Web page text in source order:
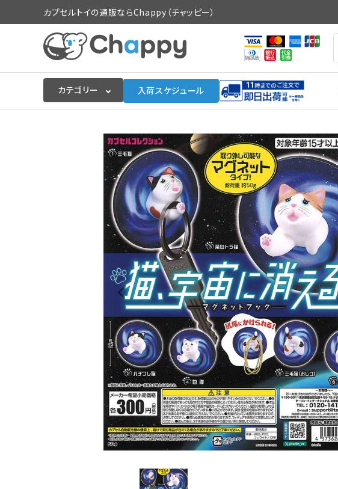
カプセルトイの通販ならChappy（チャッピー）
カテゴリー 入荷スケジュール
入荷スケジュールをチェック
カプセルトイマシン本体
景品・玩具・文具
販促用カプセルトイ
よくあるご質問
ご利用ガイド